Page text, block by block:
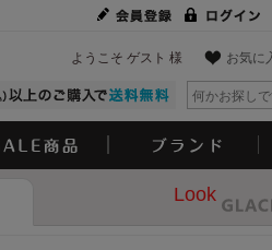
お気に
ようこそ ゲスト 様
Look